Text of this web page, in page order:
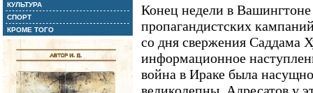
КУЛЬТУРА
СПОРТ
КРОМЕ ТОГО
Конец недели в
пропагандистских
со дня свержения Саддама
информационное
война в Ираке была